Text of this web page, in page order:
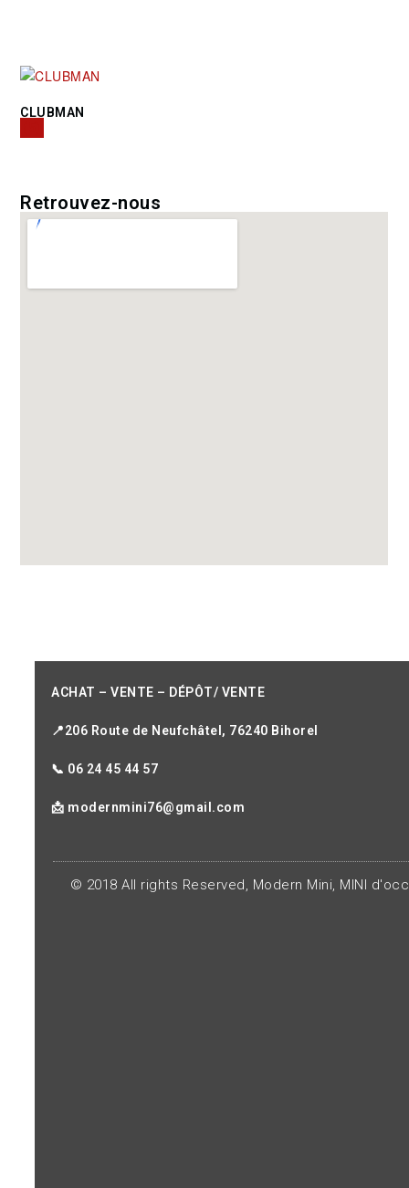
CLUBMAN
Retrouvez-nous
ACHAT – VENTE – DÉPÔT/ VENTE
📍206 Route de Neufchâtel, 76240 Bihorel
📞 06 24 45 44 57
📩 modernmini76@gmail.com
© 2018 All rights Reserved, Modern Mini, MINI